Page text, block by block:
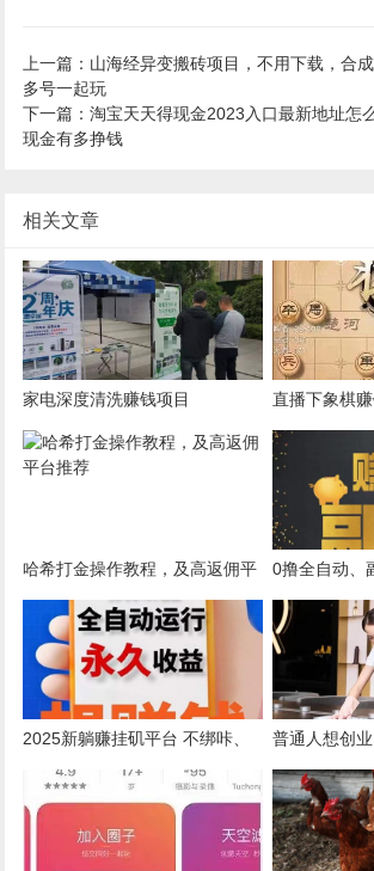
上一篇：山海经异变搬砖项目，不用下载，合
多号一起玩
下一篇：淘宝天天得现金2023入口最新地址怎
现金有多挣钱
相关文章
家电深度清洗赚钱项目 直播下象棋
哈希打金操作教程，及高返佣平
0撸全自动、
平台、绿色
新增抖音卦
2025新躺赚挂矶平台 不绑咔、
不扫脸、不截图、不看广告
普通人想创
好赚